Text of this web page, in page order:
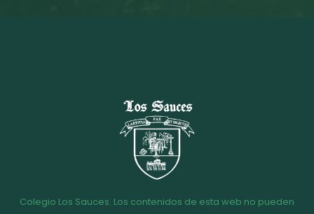
Colegio Los Sauces. Los contenidos de esta web no pueden